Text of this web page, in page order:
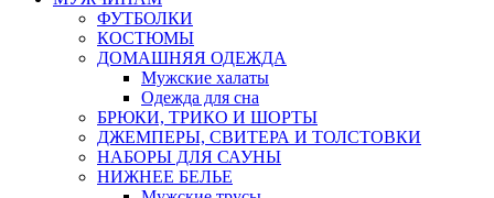
ФУТБОЛКИ
КОСТЮМЫ
ДОМАШНЯЯ ОДЕЖДА
Мужские халаты
Одежда для сна
БРЮКИ, ТРИКО И ШОРТЫ
ДЖЕМПЕРЫ, СВИТЕРА И ТОЛСТОВКИ
НАБОРЫ ДЛЯ САУНЫ
НИЖНЕЕ БЕЛЬЕ